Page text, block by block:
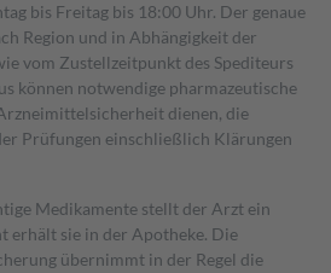
bis Freitag bis 18:00 Uhr. Der genaue
Region und in Abhängigkeit der
vom Zustellzeitpunkt des Spediteurs
können notwendige pharmazeutische
dienen, die
Prüfungen einschließlich Klärungen
Medikamente stellt der Arzt ein
erhält sie in der Apotheke. Die
übernimmt in der Regel die